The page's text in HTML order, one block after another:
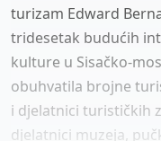
turizam Edward
tridesetak budućih
kulture u Sisačko-
obuhvatila brojne
i djelatnici turističkih
djelatnici muzeja,